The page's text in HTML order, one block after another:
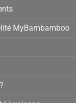
MyBambamboo